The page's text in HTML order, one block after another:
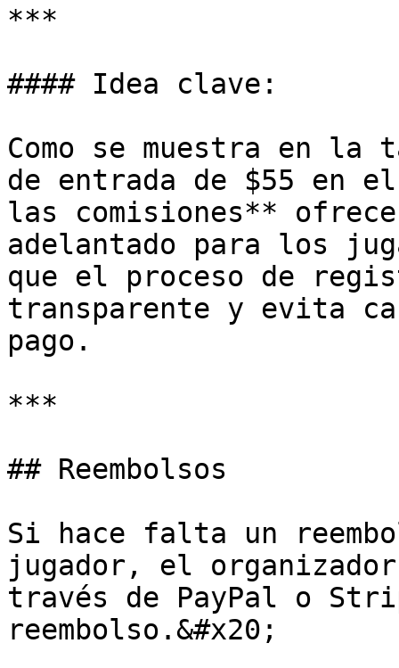
***
#### Idea clave:
Como se muestra en
de entrada de $55 en
las comisiones**
adelantado para los
que el proceso de
transparente y evita
pago.
***
## Reembolsos
Si hace falta un
jugador, el
través de PayPal o